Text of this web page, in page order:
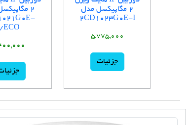
2 مگاپیکسل مدل
2CD1023G0E-I
5,775,000
جزئیات
2
ECO